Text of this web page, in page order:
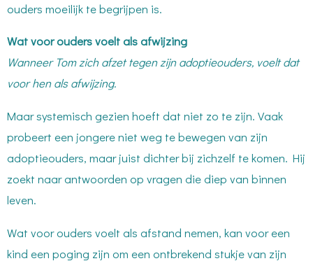
ouders moeilijk te begrijpen is.
Wat voor ouders voelt als afwijzing
Wanneer Tom zich afzet tegen zijn adoptieouders, voelt dat
voor hen als afwijzing.
Maar systemisch gezien hoeft dat niet zo te zijn. Vaak
probeert een jongere niet weg te bewegen van zijn
adoptieouders, maar juist dichter bij zichzelf te komen. Hij
zoekt naar antwoorden op vragen die diep van binnen
leven.
Wat voor ouders voelt als afstand nemen, kan voor een
kind een poging zijn om een ontbrekend stukje van zijn